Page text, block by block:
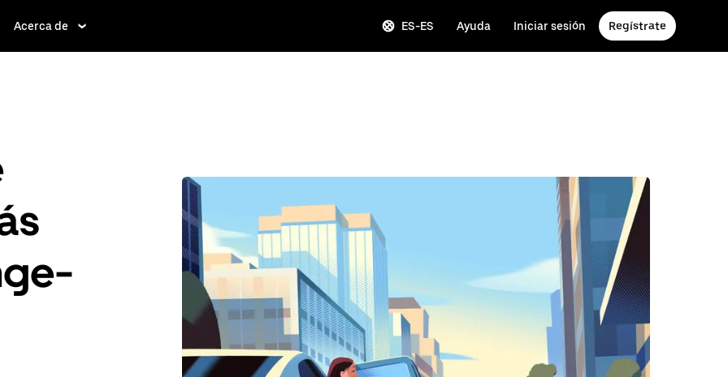
Acerca de ES-ES Ayuda Iniciar sesión Regístrate